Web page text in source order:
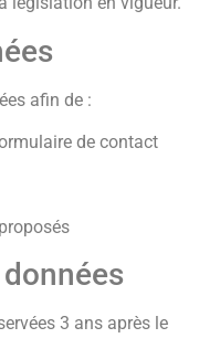
afin de :
de contact
3 ans après le